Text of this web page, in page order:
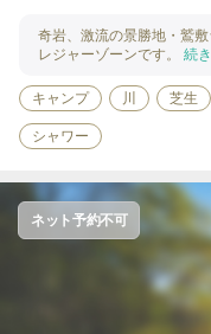
奇岩、激流の景勝地・鷲
レジャーゾーンです。
続
キャンプ 川 芝生
シャワー
ネット予約不可